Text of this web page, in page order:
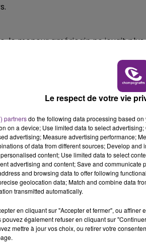
11h00 -
LE WEEK-END
le meneur américain ne jouait plus
LE MAGASIN
SES PORTES
C'était l'une des
rémois. Le magasin
fermer ses portes.
Le respect de votre vie
partnersdo the following data processing based
on a device; Use limited data to select
advertising; Measure advertising performance;
of data from different sources; Develop
content; Use limited data to select
advertising and content; Save and
and browsing data to offer following
geolocation data; Match and combine data
transmitted automatically.
en cliquant sur "Accepter et fermer", ou
pouvez également refuser en cliquant sur
mettre à jour vos choix, ou retirer votre